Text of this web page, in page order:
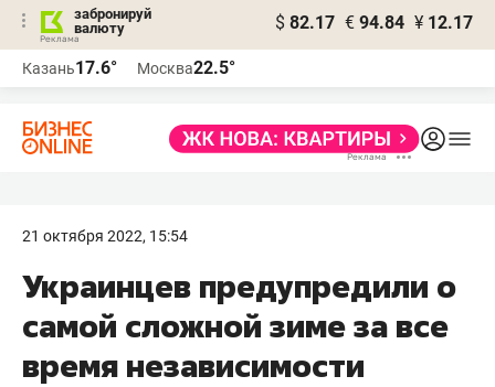
забронируй
валюту
$ 82.17 € 94.84 ¥ 12.17
Казань17.6° Москва22.5°
21 октября 2022, 15:54
Украинцев предупредили о
самой сложной зиме за все
время независимости